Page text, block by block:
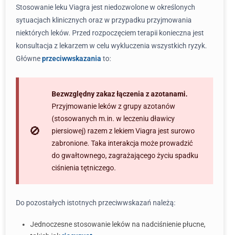
Stosowanie leku Viagra jest niedozwolone w określonych
sytuacjach klinicznych oraz w przypadku przyjmowania
niektórych leków. Przed rozpoczęciem terapii konieczna jest
konsultacja z lekarzem w celu wykluczenia wszystkich ryzyk.
Główneprzeciwwskazania to:
Bezwzględny zakaz łączenia z azotanami.
Przyjmowanie leków z grupy azotanów
(stosowanych m.in. w leczeniu dławicy
piersiowej) razem z lekiem Viagra jest surowo
zabronione. Taka interakcja może prowadzić
do gwałtownego, zagrażającego życiu spadku
ciśnienia tętniczego.
Do pozostałych istotnych przeciwwskazań należą:
Jednoczesne stosowanie leków na nadciśnienie płucne,